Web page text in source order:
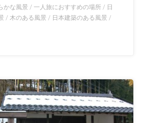
かな風景 /一人旅におすすめの場所 / 日
/木のある風景 / 日本建築のある風景 /